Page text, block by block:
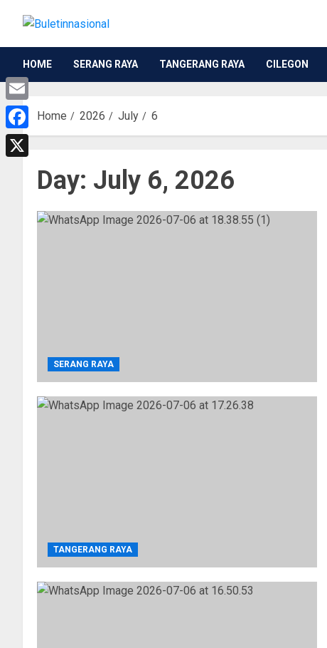
HOME SERANG RAYA TANGERANG RAYA CILEGON
Home 2026 July 6
Day: July 6, 2026
SERANG RAYA
TANGERANG RAYA
Email
Facebook